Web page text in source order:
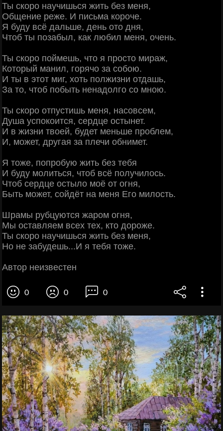
Ты скоро научишься жить без меня,
Общение реже. И письма короче.
Я буду всё дальше, день ото дня,
Чтоб ты позабыл, как любил меня, очень.
Ты скоро поймешь, что я просто мираж,
Который манил, горячо за собою.
И ты в этот миг, хоть полжизни отдашь,
За то, чтоб побыть ненадолго со мною.
Ты скоро отпустишь меня, насовсем,
Душа успокоится, сердце остынет.
И в жизни твоей, будет меньше проблем,
И, может, другая за плечи обнимет.
Я тоже, попробую жить без тебя
И буду молиться, чтоб всё получилось.
Чтоб сердце остыло моё от огня,
Быть может, сойдёт на меня Его милость.
Шрамы рубцуются жаром огня,
Мы оставляем всех тех, кто дороже.
Ты скоро научишься жить без меня,
Но не забудешь...И я тебя тоже.
Автор неизвестен
0 0 0